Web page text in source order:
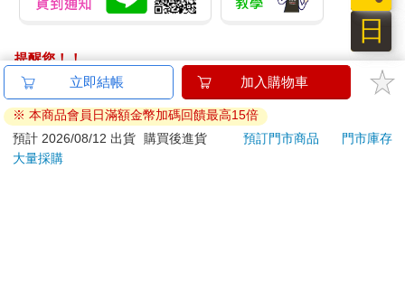
提醒您！！
金石堂及銀行均不會請您操作ATM! 如接獲電話要求您前往
ATM提款機，請不要聽從指示，以免受騙上當！
退換貨須知：
**提醒您，鑑賞期不等於試用期，退回商品須為全新狀態**
立即結帳 加入購物車
※ 本商品會員日滿額金幣加碼回饋最高15倍
預計 2026/08/12 出貨
購買後進貨 預訂門市商品
門市庫存
大量採購
日